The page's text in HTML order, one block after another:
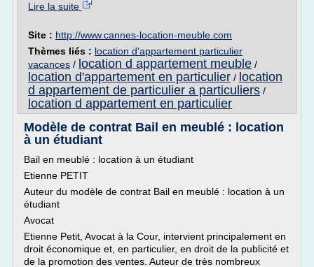
Lire la suite
Site : http://www.cannes-location-meuble.com
Thèmes liés : location d'appartement particulier
vacances / location d appartement meuble /
location d'appartement en particulier / location
d appartement de particulier a particuliers /
location d appartement en particulier
Modèle de contrat Bail en meublé : location
à un étudiant
Bail en meublé : location à un étudiant
Etienne PETIT
Auteur du modèle de contrat Bail en meublé : location à un
étudiant
Avocat
Etienne Petit, Avocat à la Cour, intervient principalement en
droit économique et, en particulier, en droit de la publicité et
de la promotion des ventes. Auteur de très nombreux